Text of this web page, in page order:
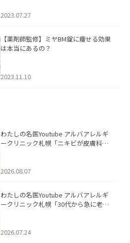
2023.07.27
【薬剤師監修】ミヤBM錠に痩せる効果
は本当にあるの？
2023.11.10
わたしの名医Youtube アルバアレルギ
ークリニック札幌「ニキビが皮膚科で
ました。
2026.08.07
わたしの名医Youtube アルバアレルギ
ークリニック札幌「30代から急に老け
た。
2026.07.24